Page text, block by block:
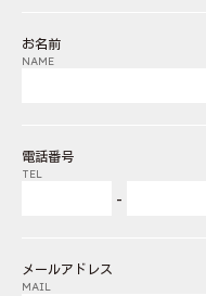
お名前
NAME
電話番号
TEL
-
メールアドレス
MAIL